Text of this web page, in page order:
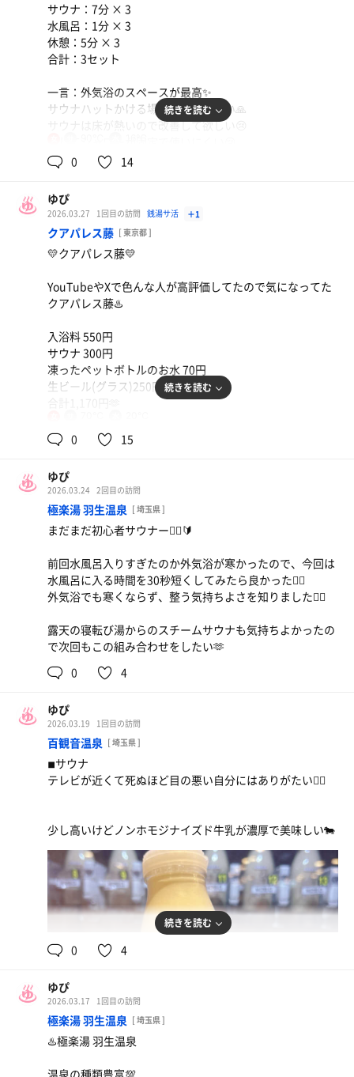
整ったあとの油そばは飛ぶ！！ ニンニク➕マヨネーズ
でジャンボたかお式に
湯上りビール
グラスビールと柿ピー
300円幸福セット
サウナ：7分 × 3
水風呂：1分 × 3
休憩：5分 × 3
合計：3セット
一言：外気浴のスペースが最高✨️
サウナハットかける場所もありがたい🙏
サウナは床が熱いので改善して欲しい😢
肉うどん
女性はミニでいいかも
続きを読む
0 14
ゆぴ
2026.03.27 1回目の訪問 銭湯サ活 ＋1
クアパレス藤 [ 東京都 ]
💛クアパレス藤💛
YouTubeやXで色んな人が高評価してたので気になってた
クアパレス藤♨️
入浴料 550円
サウナ 300円
凍ったペットボトルのお水 70円
生ビール(グラス)250円
みんな凍った水買った方がいいって言ってたけど、女性サ
て飲めなかった🧊)
平日だったためか誰もサウナにはいなくて貸切状態✌️
サウナは低温なので15分入ってちょうどいいくらい
水風呂も冷たすぎず気持ちよかった
3セット入って整いました💮💯
ジェットバスもナノ湯も◎
お風呂上がりには生ビール(グラス)をいただきました🍺
アクアリウム見ながら飲むビールはそれはそれは最高でと
ても癒されました…
リピ確🙆‍♀️
続きを読む
0 15
ゆぴ
2026.03.24 2回目の訪問
極楽湯 羽生温泉 [ 埼玉県 ]
まだまだ初心者サウナー🧖‍♀️🔰
前回水風呂入りすぎたのか外気浴が寒かったので、今回は
水風呂に入る時間を30秒短くしてみたら良かった🙆‍♀️
外気浴でも寒くならず、整う気持ちよさを知りました🧘‍♀️
露天の寝転び湯からのスチームサウナも気持ちよかったの
で次回もこの組み合わせをしたい🫶
0
4
ゆぴ
2026.03.19 1回目の訪問
百観音温泉 [ 埼玉県 ]
◾︎サウナ
テレビが近くて死ぬほど目の悪い自分にはありがたい🙆‍♀️
少し高いけどノンホモジナイズド牛乳が濃厚で美味しい🐄
続きを読む
0 4
ゆぴ
2026.03.17 1回目の訪問
極楽湯 羽生温泉 [ 埼玉県 ]
♨️極楽湯 羽生温泉
温泉の種類豊富💯